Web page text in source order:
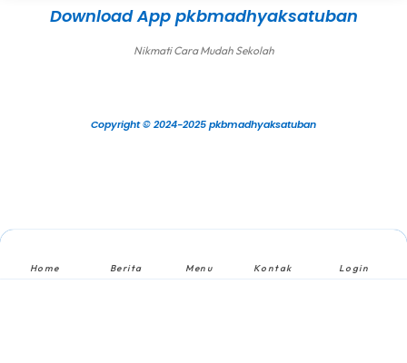
Download App pkbmadhyaksatuban
Nikmati Cara Mudah Sekolah
Copyright © 2024-2025 pkbmadhyaksatuban
Home Berita Menu Kontak Login